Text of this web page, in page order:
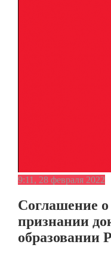
9:11, 28 февраля 2022
Соглашение
признании
образовании